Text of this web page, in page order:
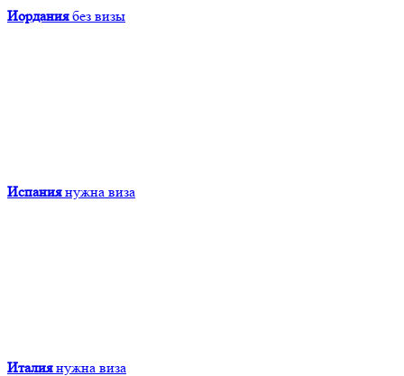
Иордания без визы
Испания нужна виза
Италия нужна виза